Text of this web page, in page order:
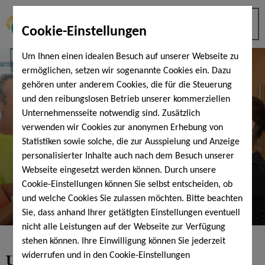
Cookie-Einstellungen
Um Ihnen einen idealen Besuch auf unserer Webseite zu
ermöglichen, setzen wir sogenannte Cookies ein. Dazu
gehören unter anderem Cookies, die für die Steuerung
und den reibungslosen Betrieb unserer kommerziellen
Unternehmensseite notwendig sind. Zusätzlich
verwenden wir Cookies zur anonymen Erhebung von
Statistiken sowie solche, die zur Ausspielung und Anzeige
personalisierter Inhalte auch nach dem Besuch unserer
Webseite eingesetzt werden können. Durch unsere
Cookie-Einstellungen können Sie selbst entscheiden, ob
und welche Cookies Sie zulassen möchten. Bitte beachten
Sie, dass anhand Ihrer getätigten Einstellungen eventuell
nicht alle Leistungen auf der Webseite zur Verfügung
stehen können. Ihre Einwilligung können Sie jederzeit
widerrufen und in den Cookie-Einstellungen
Unser Trainerteam der